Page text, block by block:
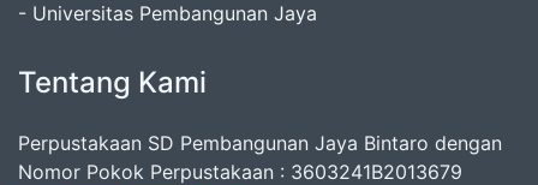
- Universitas Pembangunan Jaya
Tentang Kami
Perpustakaan SD Pembangunan Jaya Bintaro dengan
Nomor Pokok Perpustakaan : 3603241B2013679